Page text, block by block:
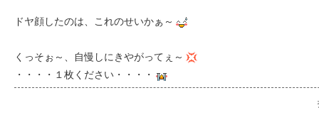
ドヤ顔したのは、これのせいかぁ～
くっそぉ～、自慢しにきやがってぇ～
・・・・１枚ください・・・・